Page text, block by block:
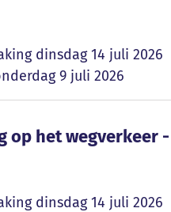
dinsdag 14 juli 2026
9 juli 2026
het wegverkeer -
het wegverkeer
dinsdag 14 juli 2026